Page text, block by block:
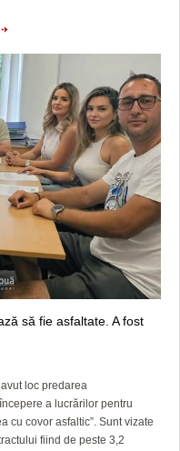
să fie asfaltate. A fost
loc predarea
a lucrărilor pentru
cu covor asfaltic”. Sunt vizate
fiind de peste 3,2